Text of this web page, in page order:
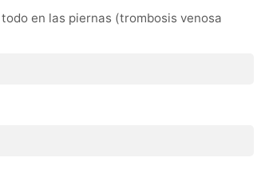
en las piernas (trombosis venosa